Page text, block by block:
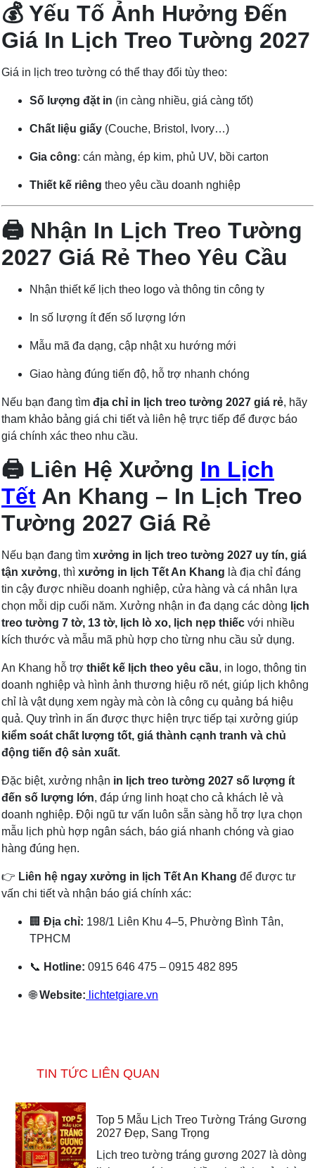
💰 Yếu Tố Ảnh Hưởng Đến
Giá In Lịch Treo Tường 2027
Giá in lịch treo tường có thể thay đổi tùy theo:
Số lượng đặt in (in càng nhiều, giá càng tốt)
Chất liệu giấy (Couche, Bristol, Ivory…)
Gia công: cán màng, ép kim, phủ UV, bồi carton
Thiết kế riêng theo yêu cầu doanh nghiệp
🖨️ Nhận In Lịch Treo Tường
2027 Giá Rẻ Theo Yêu Cầu
Nhận thiết kế lịch theo logo và thông tin công ty
In số lượng ít đến số lượng lớn
Mẫu mã đa dạng, cập nhật xu hướng mới
Giao hàng đúng tiến độ, hỗ trợ nhanh chóng
Nếu bạn đang tìm địa chỉ in lịch treo tường 2027 giá rẻ, hãy
tham khảo bảng giá chi tiết và liên hệ trực tiếp để được báo
giá chính xác theo nhu cầu.
🖨️ Liên Hệ Xưởng In Lịch
Tết An Khang – In Lịch Treo
Tường 2027 Giá Rẻ
Nếu bạn đang tìm xưởng in lịch treo tường 2027 uy tín, giá
tận xưởng, thì xưởng in lịch Tết An Khang là địa chỉ đáng
tin cậy được nhiều doanh nghiệp, cửa hàng và cá nhân lựa
chọn mỗi dịp cuối năm. Xưởng nhận in đa dạng các dòng lịch
treo tường 7 tờ, 13 tờ, lịch lò xo, lịch nẹp thiếc với nhiều
kích thước và mẫu mã phù hợp cho từng nhu cầu sử dụng.
An Khang hỗ trợ thiết kế lịch theo yêu cầu, in logo, thông tin
doanh nghiệp và hình ảnh thương hiệu rõ nét, giúp lịch không
chỉ là vật dụng xem ngày mà còn là công cụ quảng bá hiệu
quả. Quy trình in ấn được thực hiện trực tiếp tại xưởng giúp
kiểm soát chất lượng tốt, giá thành cạnh tranh và chủ
động tiến độ sản xuất.
Đặc biệt, xưởng nhận in lịch treo tường 2027 số lượng ít
đến số lượng lớn, đáp ứng linh hoạt cho cả khách lẻ và
doanh nghiệp. Đội ngũ tư vấn luôn sẵn sàng hỗ trợ lựa chọn
mẫu lịch phù hợp ngân sách, báo giá nhanh chóng và giao
hàng đúng hẹn.
👉 Liên hệ ngay xưởng in lịch Tết An Khang để được tư
vấn chi tiết và nhận báo giá chính xác:
🏢 Địa chỉ: 198/1 Liên Khu 4–5, Phường Bình Tân,
TPHCM
📞 Hotline: 0915 646 475 – 0915 482 895
🌐Website: lichtetgiare.vn
TIN TỨC LIÊN QUAN
Top 5 Mẫu Lịch Treo Tường Tráng Gương
2027 Đẹp, Sang Trọng
Lịch treo tường tráng gương 2027 là dòng